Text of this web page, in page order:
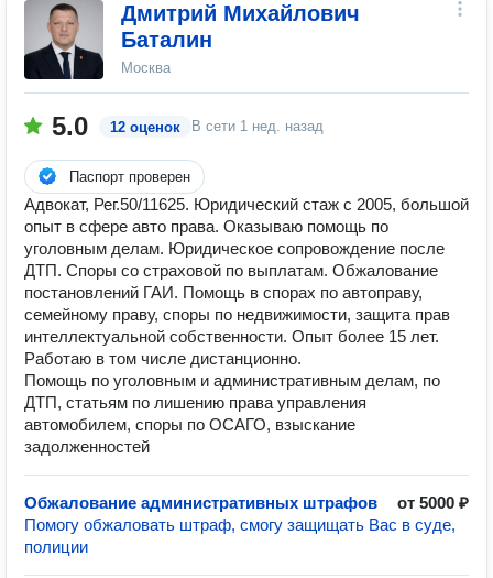
Дмитрий Михайлович
Баталин
Москва
5.0 12 оценок В сети 1 нед. назад
Паспорт проверен
Адвокат, Рег.50/11625. Юридический стаж с 2005, большой
опыт в сфере авто права. Оказываю помощь по
уголовным делам. Юридическое сопровождение после
ДТП. Споры со страховой по выплатам. Обжалование
постановлений ГАИ. Помощь в спорах по автоправу,
семейному праву, споры по недвижимости, защита прав
интеллектуальной собственности. Опыт более 15 лет.
Работаю в том числе дистанционно.
Помощь по уголовным и административным делам, по
ДТП, статьям по лишению права управления
автомобилем, споры по ОСАГО, взыскание
задолженностей
Обжалование административных штрафов
от 5000 ₽
Помогу обжаловать штраф, смогу защищать Вас в суде,
полиции